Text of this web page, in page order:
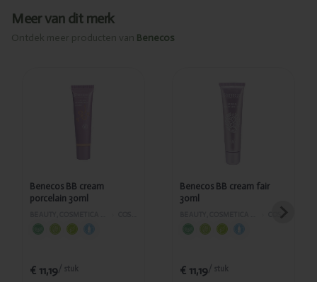
Meer van dit merk
Ontdek meer producten van Benecos
Toegevoegd
Benecos BB cream
porcelain 30ml
€ 11,19/ stuk
Benecos BB cream fair
30ml
COSMETICA
€ 11,19/ stuk